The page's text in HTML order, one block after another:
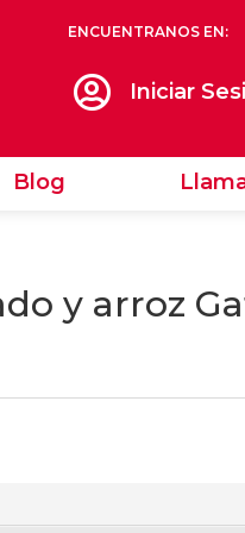
ENCUENTRANOS EN:
 Iniciar
Blog
Llamar ✆
y arroz